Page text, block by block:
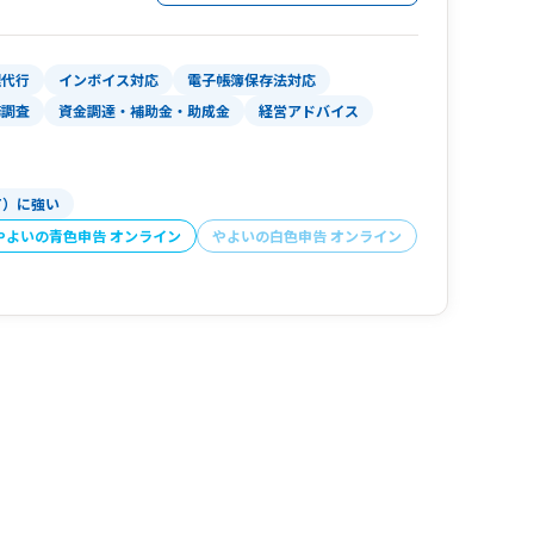
行 インボイス対応
電子帳簿保存法対応
査
資金調達・補助金・助成金 経営アドバイス
に強い
よいの青色申告 オンライン
やよいの白色申告 オンライン